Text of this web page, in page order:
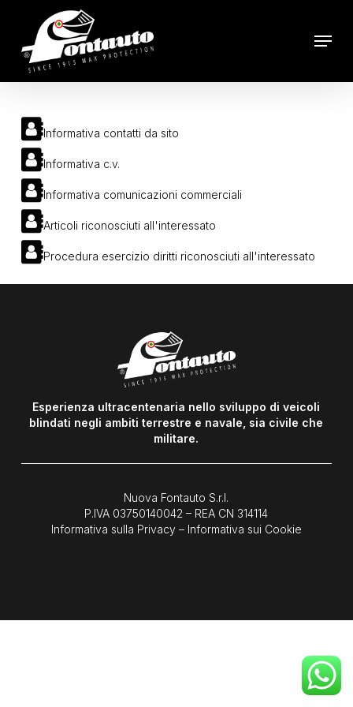
content
Menu
Informativa contatti da sito
Informativa c.v.
Informativa comunicazioni commerciali
Articoli riconosciuti all'interessato
Procedura esercizio diritti riconosciuti all'interessato
Esperienza ultracentenaria nello sviluppo di veicoli
blindati negli ambiti terrestre e navale, sia civile che
militare.
Nuova Fontauto S.r.l.
P.IVA 03750140042 – REA CN 314114
Informativa sulla Privacy– Informativa sui Cookie